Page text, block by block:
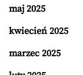
maj 2025
kwiecień 2025
marzec 2025